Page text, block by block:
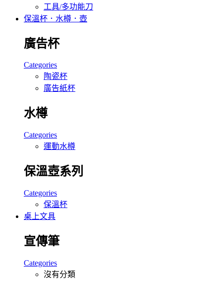
工具/多功能刀
保溫杯．水樽．壺
廣告杯
Categories
陶瓷杯
廣告紙杯
水樽
Categories
運動水樽
保溫壺系列
Categories
保溫杯
桌上文具
宣傳筆
Categories
沒有分類